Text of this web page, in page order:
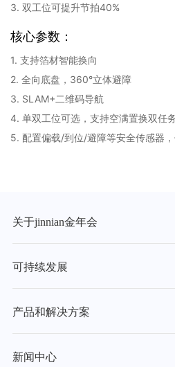
3. 双工位可提升节拍40%
核心参数：
1. 支持箔材智能换向
2. 全向底盘，360°立体避障
3. SLAM+二维码导航
4. 单双工位可选，支持空满置换双任
5. 配置偏载/到位/避障等安全传感器
关于jinnian金年会
可持续发展
产品和解决方案
新闻中心